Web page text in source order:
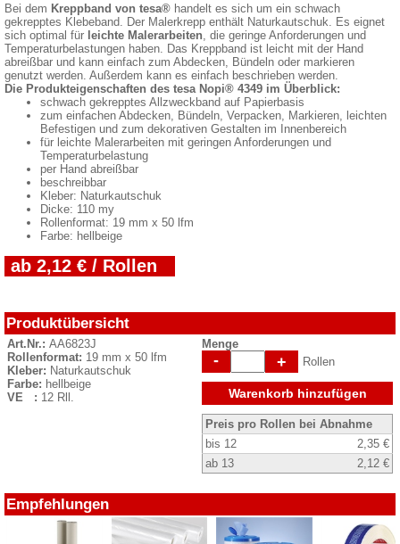
Bei dem Kreppband von tesa® handelt es sich um ein schwach
gekrepptes Klebeband. Der Malerkrepp enthält Naturkautschuk. Es eignet
sich optimal für leichte Malerarbeiten , die geringe Anforderungen und
Temperaturbelastungen haben. Das Kreppband ist leicht mit der Hand
abreißbar und kann einfach zum Abdecken, Bündeln oder markieren
genutzt werden. Außerdem kann es einfach beschrieben werden.
Die Produkteigenschaften des tesa Nopi® 4349 im Überblick:
schwach gekrepptes Allzweckband auf Papierbasis
zum einfachen Abdecken, Bündeln, Verpacken, Markieren, leichten
Befestigen und zum dekorativen Gestalten im Innenbereich
für leichte Malerarbeiten mit geringen Anforderungen und
Temperaturbelastung
per Hand abreißbar
beschreibbar
Kleber: Naturkautschuk
Dicke: 110 my
Rollenformat: 19 mm x 50 lfm
Farbe: hellbeige
ab 2,12 € / Rollen
Produktübersicht
Art.Nr.: AA6823J
Rollenformat: 19 mm x 50 lfm
Kleber: Naturkautschuk
Farbe: hellbeige
VE : 12 Rll.
Menge
- + Rollen
Warenkorb hinzufügen
Preis pro Rollen bei Abnahme
bis 12
2,35 €
ab 13
2,12 €
Empfehlungen